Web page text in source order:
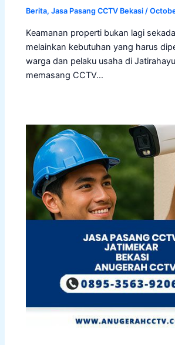
Berita,Jasa Pasang CCTV Bekasi /
Keamanan properti bukan lagi
melainkan kebutuhan yang harus
warga dan pelaku usaha di
memasang CCTV…